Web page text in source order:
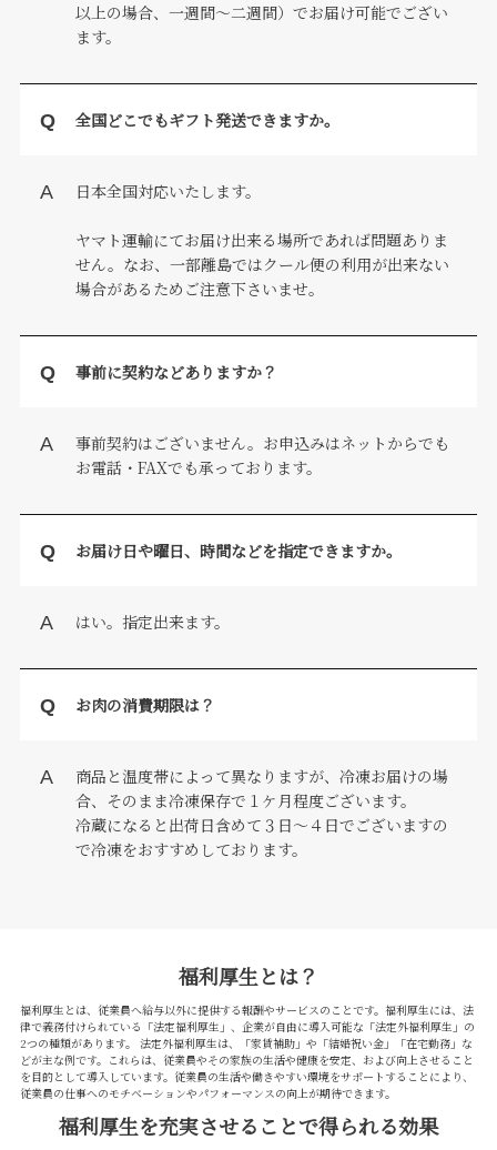
以上の場合、一週間～二週間）でお届け可能でござい
ます。
全国どこでもギフト発送できますか。
日本全国対応いたします。
ヤマト運輸にてお届け出来る場所であれば問題ありま
せん。なお、一部離島ではクール便の利用が出来ない
場合があるためご注意下さいませ。
事前に契約などありますか？
事前契約はございません。お申込みはネットからでも
お電話・FAXでも承っております。
お届け日や曜日、時間などを指定できますか。
はい。指定出来ます。
お肉の消費期限は？
商品と温度帯によって異なりますが、冷凍お届けの場
合、そのまま冷凍保存で１ケ月程度ございます。
冷蔵になると出荷日含めて３日～４日でございますの
で冷凍をおすすめしております。
福利厚生とは？
福利厚生とは、従業員へ給与以外に提供する報酬やサービスのことです。福利厚生には、法
律で義務付けられている「法定福利厚生」、企業が自由に導入可能な「法定外福利厚生」の
2つの種類があります。 法定外福利厚生は、「家賃補助」や「結婚祝い金」「在宅勤務」な
どが主な例です。これらは、従業員やその家族の生活や健康を安定、および向上させること
を目的として導入しています。従業員の生活や働きやすい環境をサポートすることにより、
従業員の仕事へのモチベーションやパフォーマンスの向上が期待できます。
福利厚生を充実させることで得られる効果